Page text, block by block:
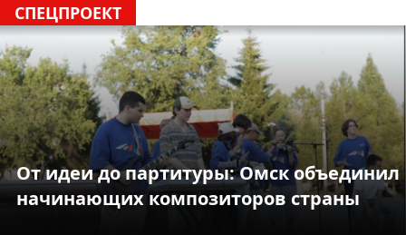
СПЕЦПРОЕКТ
От идеи до партитуры: Омск объединил
начинающих композиторов страны